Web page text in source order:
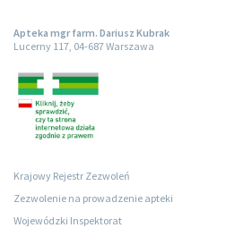
Apteka mgr farm. Dariusz Kubrak
Lucerny 117, 04-687 Warszawa
Krajowy Rejestr Zezwoleń
Zezwolenie na prowadzenie apteki
Wojewódzki Inspektorat